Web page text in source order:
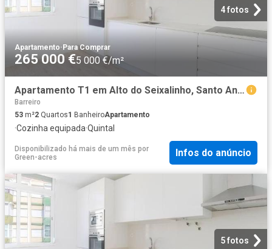
4 fotos
Apartamento· Para Comprar
265 000 €5 000 €/m²
Apartamento T1 em Alto do Seixalinho, Santo André e Verderen. 53m² Barreiro e Verderena
Barreiro
53 m²2 Quartos1 BanheiroApartamento
·Cozinha equipada·Quintal
Disponibilizado há mais de um mês por
Green-acres
Infos do anúncio
5 fotos